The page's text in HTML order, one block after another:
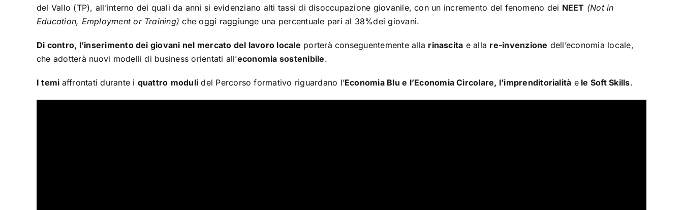
del Vallo (TP), all’interno dei quali da anni si evidenziano alti tassi di disoccupazione giovanile, con un incremento del fenomeno dei NEET (Not in
Education, Employment or Training)che oggi raggiunge una percentuale pari al 38%dei giovani.
Di contro, l’inserimento dei giovani nel mercato del lavoro locale porterà conseguentemente alla rinascita e alla re-invenzione dell’economia locale,
che adotterà nuovi modelli di business orientati all’economia sostenibile.
I temi affrontati durante i quattro moduli del Percorso formativo riguardano l’Economia Blu e l’Economia Circolare, l’imprenditorialità ele Soft Skills.